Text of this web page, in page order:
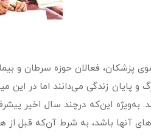
پزشکان، فعالان حوزه سرطان و
و پایان زندگی می‌دانند اما در این
به‌ویژه این‌که درچند‌ سال
آنها باشد، به شرط آن‌که قبل